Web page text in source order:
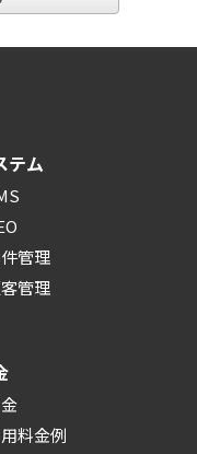
テム
管理
管理
料金例